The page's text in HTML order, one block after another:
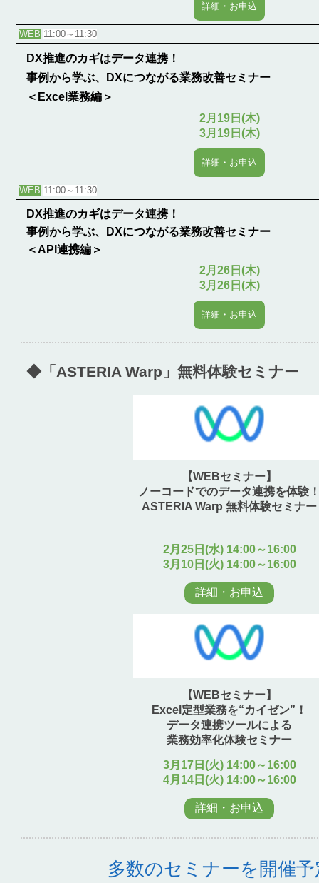
詳細・お申込
WEB 11:00～11:30
DX推進のカギはデータ連携！
事例から学ぶ、DXにつながる業務改善セミナー
＜Excel業務編＞
2月19日(木)
3月19日(木)
詳細・お申込
WEB 11:00～11:30
DX推進のカギはデータ連携！
事例から学ぶ、DXにつながる業務改善セミナー
＜API連携編＞
2月26日(木)
3月26日(木)
詳細・お申込
◆「ASTERIA Warp」無料体験セミナー
【WEBセミナー】
ノーコードでのデータ連携を体験
ASTERIA Warp 無料体験セミナー
2月25日(水) 14:00～16:00
3月10日(火) 14:00～16:00
詳細・お申込
【WEBセミナー】
Excel定型業務を“カイゼン”！
データ連携ツールによる
業務効率化体験セミナー
3月17日(火) 14:00～16:00
4月14日(火) 14:00～16:00
詳細・お申込
多数のセミナーを開催予